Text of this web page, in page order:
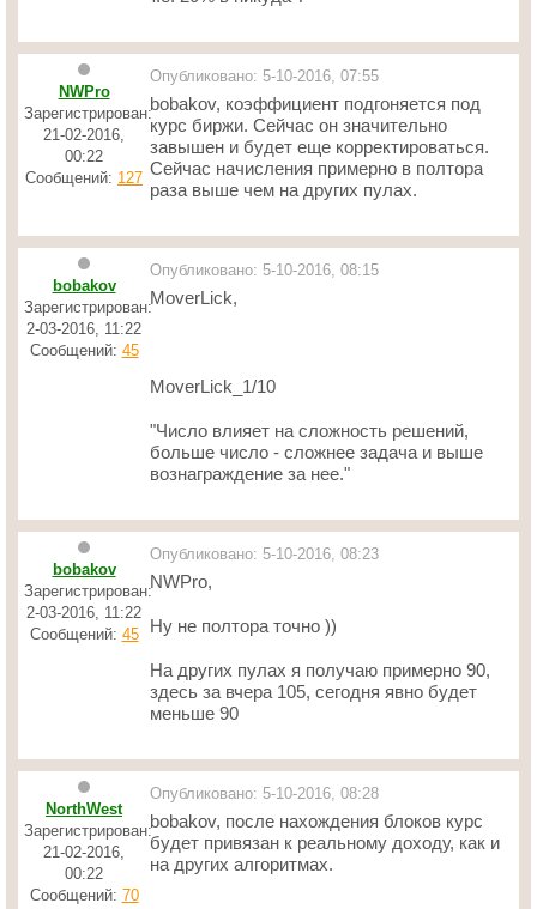
NWPro
Зарегистрирован:
21-02-2016,
00:22
Сообщений: 127
Опубликовано: 5-10-2016, 07:55
bobakov, коэффициент подгоняется под
курс биржи. Сейчас он значительно
завышен и будет еще корректироваться.
Сейчас начисления примерно в полтора
раза выше чем на других пулах.
bobakov
Зарегистрирован:
2-03-2016, 11:22
Сообщений: 45
Опубликовано: 5-10-2016, 08:15
MoverLick,
MoverLick_1/10
"Число влияет на сложность решений,
больше число - сложнее задача и выше
вознаграждение за нее."
bobakov
Зарегистрирован:
2-03-2016, 11:22
Сообщений: 45
Опубликовано: 5-10-2016, 08:23
NWPro,
Ну не полтора точно ))
На других пулах я получаю примерно 90,
здесь за вчера 105, сегодня явно будет
меньше 90
NorthWest
Зарегистрирован:
21-02-2016,
00:22
Сообщений: 70
Опубликовано: 5-10-2016, 08:28
bobakov, после нахождения блоков курс
будет привязан к реальному доходу, как и
на других алгоритмах.